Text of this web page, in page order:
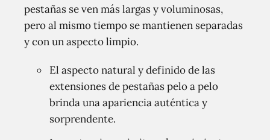
pestañas se ven más largas y voluminosas,
pero al mismo tiempo se mantienen separadas
y con un aspecto limpio.
El aspecto natural y definido de las
extensiones de pestañas pelo a pelo
brinda una apariencia auténtica y
sorprendente.